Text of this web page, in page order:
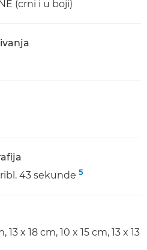
(crni i u boji)
43 sekunde 5
x 18 cm, 10 x 15 cm, 13 x 13